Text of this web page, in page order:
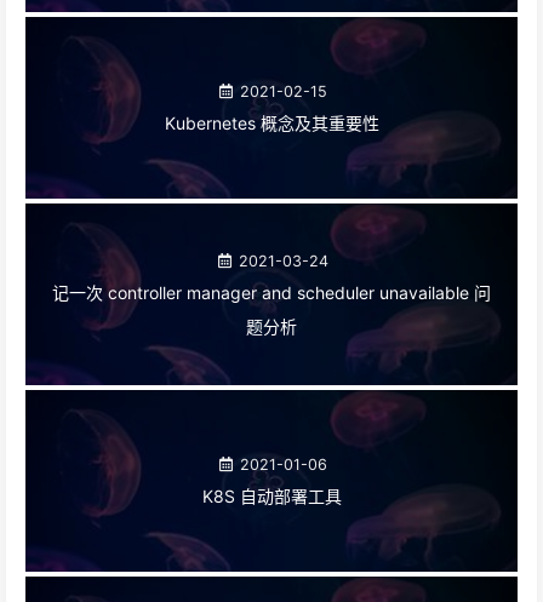
2021-02-15
Kubernetes 概念及其重要性
2021-03-24
记一次 controller manager and scheduler unavailable 问
题分析
2021-01-06
K8S 自动部署工具